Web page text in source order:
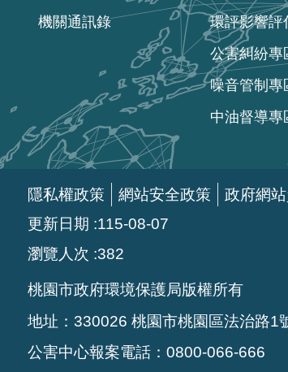
機關通訊錄
環評影響評
公害糾紛專
噪音管制專
中油督導專
隱私權政策 網站安全政策 政府網
更新日期 115-08-07
瀏覽人次 382
桃園市政府環境保護局版權所有
地址：330026 桃園市桃園區法治路1
公害中心報案電話：0800-066-666